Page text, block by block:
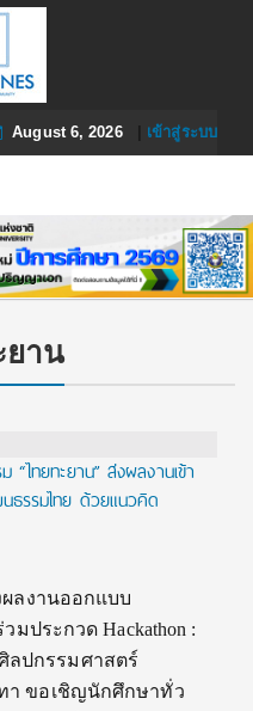
August 6, 2026| เข้าสู่ระบบ
ยาน
ไทยทะยาน” ส่งผลงานเข้า
ธรรมไทย ด้วยแนวคิด
ลงานออกแบบ
มประกวด Hackathon :
ศิลปกรรมศาสตร์
า ขอเชิญนักศึกษาทั่ว